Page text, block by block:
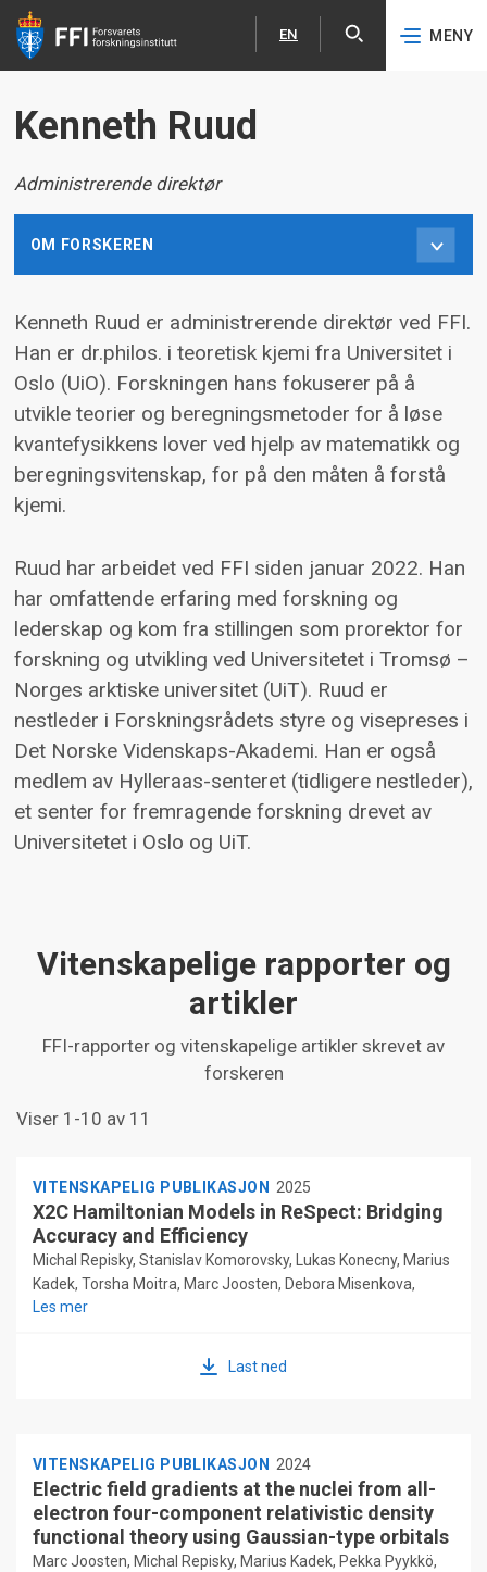
Hopp til hovedinnhold
EN
English MENY
Kenneth Ruud
Administrerende direktør
OM FORSKEREN
​Kenneth Ruud er administrerende direktør ved FFI.
Han er dr.philos. i teoretisk kjemi fra Universitet i
Oslo (UiO). Forskningen hans fokuserer på å
utvikle teorier og beregningsmetoder for å løse
kvantefysikkens lover ved hjelp av matematikk og
beregningsvitenskap, for på den måten å forstå
kjemi.
Ruud har arbeidet ved FFI siden januar 2022. Han
har omfattende erfaring med forskning og
lederskap og kom fra stillingen som prorektor for
forskning og utvikling ved Universitetet i Tromsø –
Norges arktiske universitet (UiT). Ruud er
nestleder i Forskningsrådets styre og visepreses i
Det Norske Videnskaps-Akademi. Han er også
medlem av Hylleraas-senteret (tidligere nestleder),
et senter for fremragende forskning drevet av
Universitetet i Oslo og UiT.
Vitenskapelige rapporter og
artikler
FFI-rapporter og vitenskapelige artikler skrevet av
forskeren
Viser 1-10 av 11
VITENSKAPELIG PUBLIKASJON 2025
X2C Hamiltonian Models in ReSpect: Bridging
Accuracy and Efficiency
Michal Repisky, Stanislav Komorovsky, Lukas Konecny, Marius
Kadek, Torsha Moitra, Marc Joosten, Debora Misenkova,
Rasmus Vikhamar-Sandberg, Martin Kaupp, Kenneth Ruud,
Les mer
Last ned
VITENSKAPELIG PUBLIKASJON 2024
Electric field gradients at the nuclei from all-
electron four-component relativistic density
functional theory using Gaussian-type orbitals
Marc Joosten, Michal Repisky, Marius Kadek, Pekka Pyykkö,